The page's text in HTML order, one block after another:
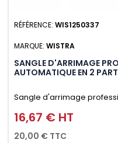
RÉFÉRENCE: WIS1250337
MARQUE: WISTRA
SANGLE D'ARRIMAGE
AUTOMATIQUE EN 2
Sangle d'arrimage
avec crochet deux doigts
0.2M / 125daN), simple et
Prix
16,67 € HT
20,00 € TTC